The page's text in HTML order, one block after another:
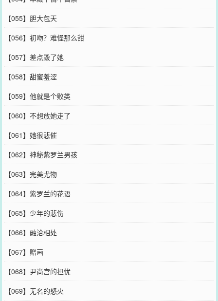
【055】胆大包天
【056】初吻？难怪那么甜
【057】差点毁了她
【058】甜蜜羞涩
【059】他就是个败类
【060】不想放她走了
【061】她很悲催
【062】神秘紫罗兰男孩
【063】完美尤物
【064】紫罗兰的花语
【065】少年的悲伤
【066】融洽相处
【067】赠画
【068】尹尚宫的担忧
【069】无名的怒火